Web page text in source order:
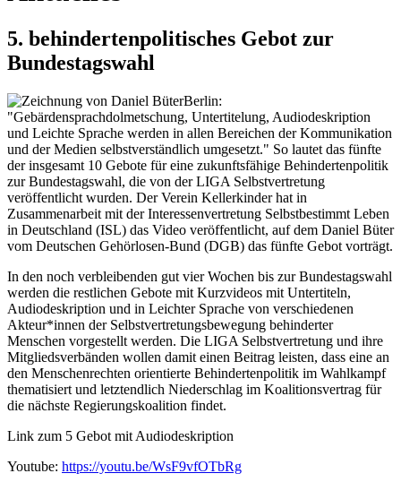
5. behindertenpolitisches Gebot zur
Bundestagswahl
Berlin:
"Gebärdensprachdolmetschung, Untertitelung, Audiodeskription
und Leichte Sprache werden in allen Bereichen der Kommunikation
und der Medien selbstverständlich umgesetzt." So lautet das fünfte
der insgesamt 10 Gebote für eine zukunftsfähige Behindertenpolitik
zur Bundestagswahl, die von der LIGA Selbstvertretung
veröffentlicht wurden. Der Verein Kellerkinder hat in
Zusammenarbeit mit der Interessenvertretung Selbstbestimmt Leben
in Deutschland (ISL) das Video veröffentlicht, auf dem Daniel Büter
vom Deutschen Gehörlosen-Bund (DGB) das fünfte Gebot vorträgt.
In den noch verbleibenden gut vier Wochen bis zur Bundestagswahl
werden die restlichen Gebote mit Kurzvideos mit Untertiteln,
Audiodeskription und in Leichter Sprache von verschiedenen
Akteur*innen der Selbstvertretungsbewegung behinderter
Menschen vorgestellt werden. Die LIGA Selbstvertretung und ihre
Mitgliedsverbänden wollen damit einen Beitrag leisten, dass eine an
den Menschenrechten orientierte Behindertenpolitik im Wahlkampf
thematisiert und letztendlich Niederschlag im Koalitionsvertrag für
die nächste Regierungskoalition findet.
Link zum 5 Gebot mit Audiodeskription
Youtube: https://youtu.be/WsF9vfOTbRg